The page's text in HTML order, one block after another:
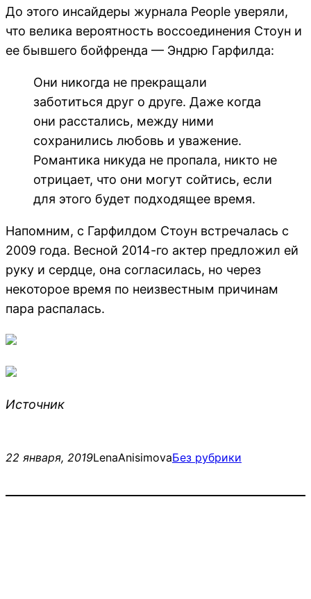
До этого инсайдеры журнала People уверяли,
что велика вероятность воссоединения Стоун и
ее бывшего бойфренда — Эндрю Гарфилда:
Они никогда не прекращали
заботиться друг о друге. Даже когда
они расстались, между ними
сохранились любовь и уважение.
Романтика никуда не пропала, никто не
отрицает, что они могут сойтись, если
для этого будет подходящее время.
Напомним, с Гарфилдом Стоун встречалась с
2009 года. Весной 2014-го актер предложил ей
руку и сердце, она согласилась, но через
некоторое время по неизвестным причинам
пара распалась.
Источник
22 января, 2019LenaAnisimovaБез рубрики